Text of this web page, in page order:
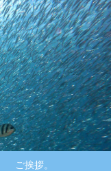
ご挨拶。